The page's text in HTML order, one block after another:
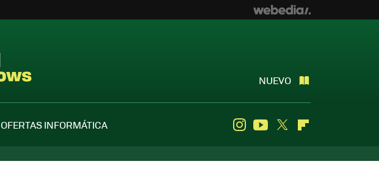
NUEVO
OFERTAS INFORMÁTICA InstagramYoutube
Twitter